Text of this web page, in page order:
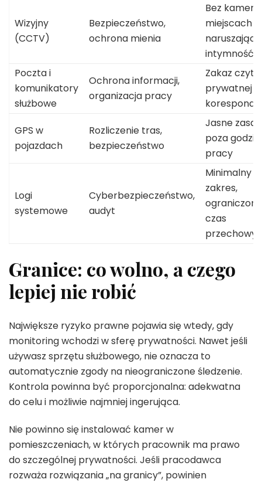
Wizyjny
(CCTV)
Bezpieczeństwo,
ochrona mienia
Bez kamer
miejscach
intymność
Poczta i
komunikatory
służbowe
Ochrona informacji,
organizacja pracy
Zakaz
prywatnej
GPS w
pojazdach
Rozliczenie tras,
bezpieczeństwo
Jasne
poza
pracy
Logi
systemowe
Cyberbezpieczeństwo,
audyt
Minimalny
zakres,
ograniczony
czas
Granice: co wolno, a czego
lepiej nie robić
Największe ryzyko prawne pojawia się wtedy, gdy
monitoring wchodzi w sferę prywatności. Nawet jeśli
używasz sprzętu służbowego, nie oznacza to
automatycznie zgody na nieograniczone śledzenie.
Kontrola powinna być proporcjonalna: adekwatna
do celu i możliwie najmniej ingerująca.
Nie powinno się instalować kamer w
pomieszczeniach, w których pracownik ma prawo
do szczególnej prywatności. Jeśli pracodawca
rozważa rozwiązania „na granicy”, powinien